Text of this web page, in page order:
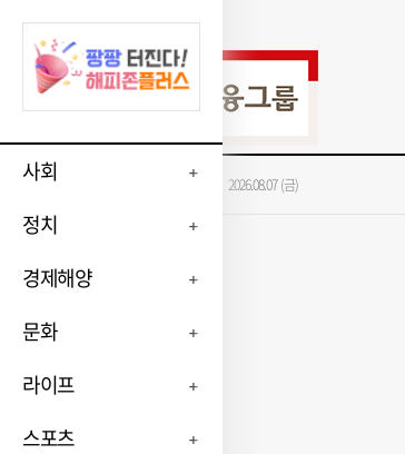
사회
정치
경제해양
문화
라이프
스포츠
가장 많이 본 뉴스 2026.08.07 (금)